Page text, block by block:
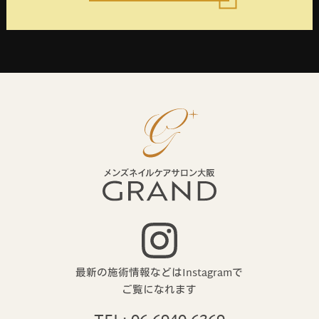
最新の施術情報などはInstagramで
ご覧になれます